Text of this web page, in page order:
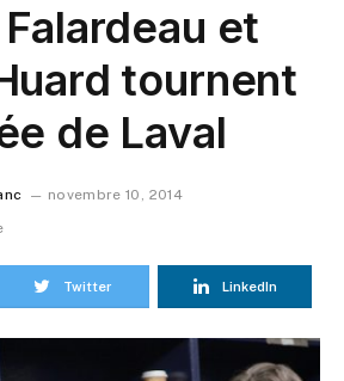
et
tournent
de Laval
novembre 10, 2014
Twitter LinkedIn